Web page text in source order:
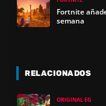
Fortnite
semana
RELACIONADOS
ORIGINAL EG